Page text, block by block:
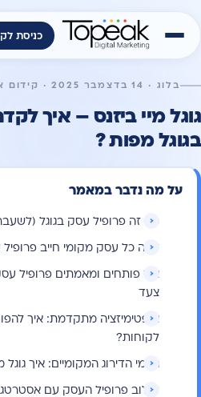
כניסת
בלוג · 14 בדצמבר 2025 · קידום אתרים
גוגל מיי ביזנס – איך
בגוגל מפות ?
על מה נדבר במאמר
מה זה פרופיל עסק בגוגל (לשעבר
למה כל עסק מקומי חייב פרופיל
איך פותחים ומאמתים פרופיל
צעד
אופטימיזציה מתקדמת: איך
לקוחות?
גורמי הדירוג המקומיים: איך
שילוב פרופיל העסק עם